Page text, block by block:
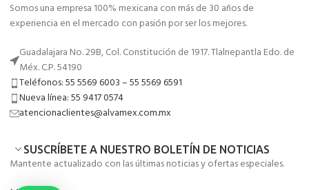
Somos una empresa 100% mexicana con más de 30 años de
experiencia en el mercado con pasión por ser los mejores.
Guadalajara No. 29B, Col. Constitución de 1917. Tlalnepantla Edo. de
Méx. C.P. 54190
Teléfonos: 55 5569 6003 – 55 5569 6591
Nueva línea: 55 9417 0574
atencionaclientes@alvamex.com.mx
SUSCRÍBETE A NUESTRO BOLETÍN DE NOTICIAS
Mantente actualizado con las últimas noticias y ofertas especiales.